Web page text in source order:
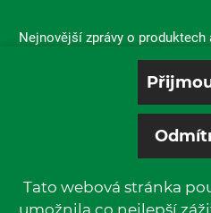
Nejnovější zprávy o
vaší
Tato webová stránka
umožnila co nejlepší